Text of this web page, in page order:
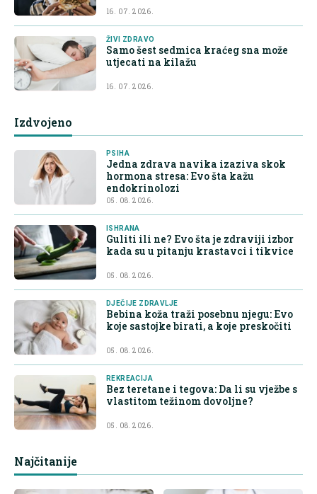
16. 07. 2026.
ŽIVI ZDRAVO
Samo šest sedmica kraćeg sna može
utjecati na kilažu
16. 07. 2026.
Izdvojeno
PSIHA
Jedna zdrava navika izaziva skok
hormona stresa: Evo šta kažu
endokrinolozi
05. 08. 2026.
ISHRANA
Guliti ili ne? Evo šta je zdraviji izbor
kada su u pitanju krastavci i tikvice
05. 08. 2026.
DJEČIJE ZDRAVLJE
Bebina koža traži posebnu njegu: Evo
koje sastojke birati, a koje preskočiti
05. 08. 2026.
REKREACIJA
Bez teretane i tegova: Da li su vježbe s
vlastitom težinom dovoljne?
05. 08. 2026.
Najčitanije